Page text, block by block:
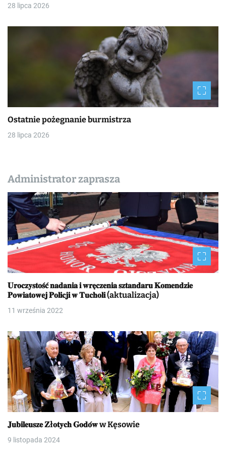
28 lipca 2026
Ostatnie pożegnanie burmistrza
28 lipca 2026
Administrator zaprasza
𝐔𝐫𝐨𝐜𝐳𝐲𝐬𝐭𝐨𝐬́𝐜́ 𝐧𝐚𝐝𝐚𝐧𝐢𝐚 𝐢 𝐰𝐫𝐞̨𝐜𝐳𝐞𝐧𝐢𝐚 𝐬𝐳𝐭𝐚𝐧𝐝𝐚𝐫𝐮 𝐊𝐨𝐦𝐞𝐧𝐝𝐳𝐢𝐞
𝐏𝐨𝐰𝐢𝐚𝐭𝐨𝐰𝐞𝐣 𝐏𝐨𝐥𝐢𝐜𝐣𝐢 𝐰 𝐓𝐮𝐜𝐡𝐨𝐥𝐢 (aktualizacja)
11 września 2022
𝐉𝐮𝐛𝐢𝐥𝐞𝐮𝐬𝐳𝐞 𝐙ł𝐨𝐭𝐲𝐜𝐡 𝐆𝐨𝐝𝐨́𝐰 w Kęsowie
9 listopada 2024